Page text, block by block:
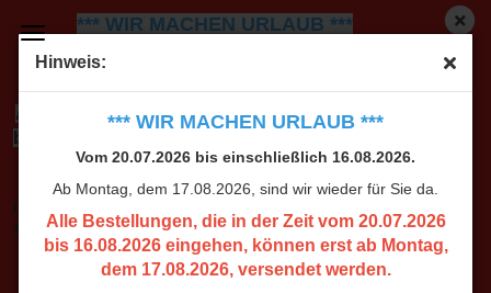
Hinweis:
*** WIR MACHEN URLAUB ***
Vom 20.07.2026 bis einschließlich 16.08.2026.
Ab Montag, dem 17.08.2026, sind wir wieder für Sie da.
Alle Bestellungen, die in der Zeit vom 20.07.2026
bis 16.08.2026 eingehen, können erst ab Montag,
dem 17.08.2026, versendet werden.
*** WIR MACHEN URLAUB ***
Vom 20.07.2026 bis einschließlich 16.08.2026.
Alle Bestellungen, die in der Zeit vom 20.07.2026
dem 17.08.2026, versendet werden.
In dringenden Fällen wenden Sie sich bitte an die Tel-
Nummer +49 176 38 00 33 55 oder via Mail an info( at )
sportnutrition24.de
Vielen Dank für Ihr Verständnis.